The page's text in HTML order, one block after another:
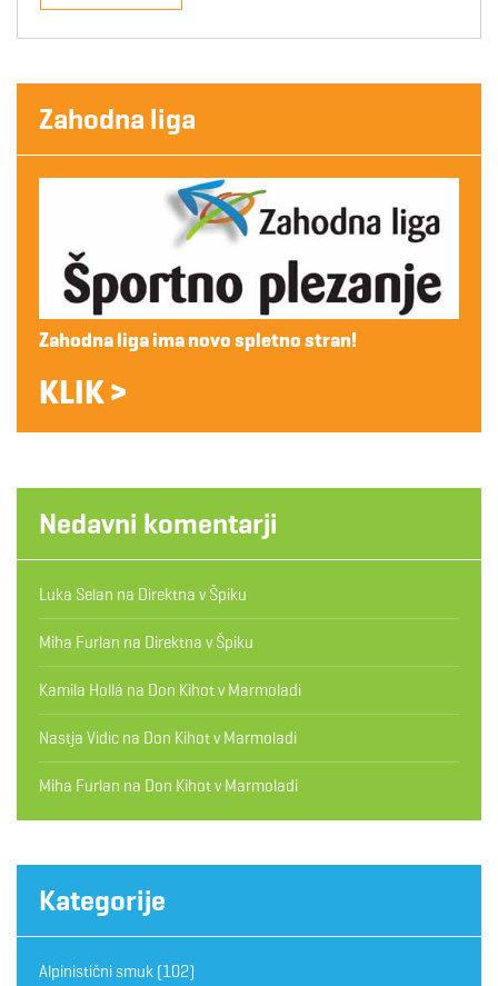
Zahodna liga
Zahodna liga ima novo spletno stran!
KLIK >
Nedavni komentarji
Luka Selan na Direktna v Špiku
Miha Furlan na Direktna v Špiku
Kamila Hollá na Don Kihot v Marmoladi
Nastja Vidic na Don Kihot v Marmoladi
Miha Furlan na Don Kihot v Marmoladi
Kategorije
Alpinistični smuk (102)